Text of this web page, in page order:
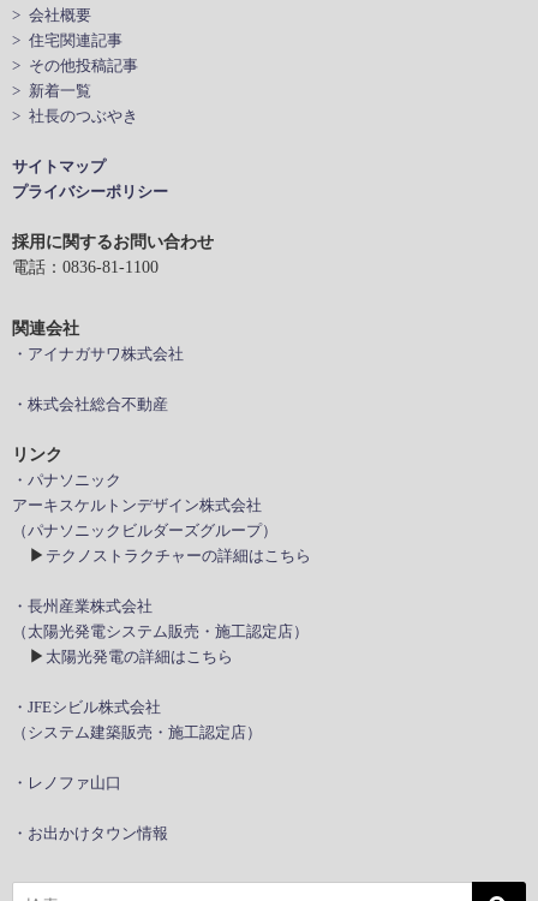
> 会社概要
> 住宅関連記事
> その他投稿記事
> 新着一覧
> 社長のつぶやき
サイトマップ
プライバシーポリシー
採用に関するお問い合わせ
電話：0836-81-1100
関連会社
・アイナガサワ株式会社
・株式会社総合不動産
リンク
・パナソニック
アーキスケルトンデザイン株式会社
（パナソニックビルダーズグループ）
▶ テクノストラクチャーの詳細はこちら
・長州産業株式会社
（太陽光発電システム販売・施工認定店）
▶ 太陽光発電の詳細はこちら
・JFEシビル株式会社
（システム建築販売・施工認定店）
・レノファ山口
・お出かけタウン情報